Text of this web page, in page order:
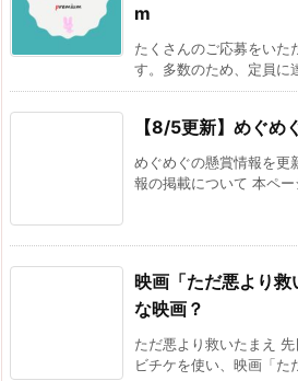
m
たくさんのご応募をいた
す。多数のため、定員に
【8/5更新】めぐめ
めぐめぐの懸賞情報を更
報の掲載について 本ペー
映画「ただ悪より
な映画？
ただ悪より救いたまえ
ビチケを使い、映画「た